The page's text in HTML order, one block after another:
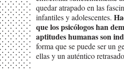
quedar atrapado en las
infantiles y adolescentes.
que los psicólogos han
aptitudes humanas son
forma que se puede ser un
ellas y un auténtico